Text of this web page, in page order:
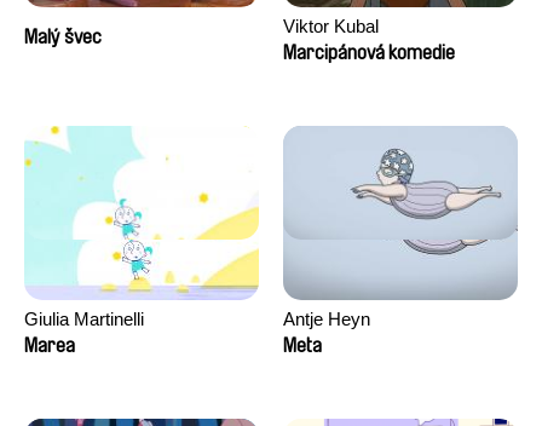
Malý švec
Viktor Kubal
Marcipánová komedie
Giulia Martinelli
Marea
Antje Heyn
Meta